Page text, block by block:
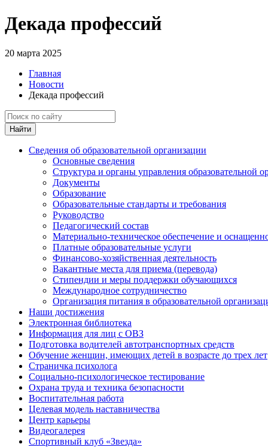
Декада профессий
20 марта 2025
Главная
Новости
Декада профессий
Найти
Сведения об образовательной организации
Основные сведения
Структура и органы управления образовательной
Документы
Образование
Образовательные стандарты и требования
Руководство
Педагогический состав
Материально-техническое обеспечение и
Платные образовательные услуги
Финансово-хозяйственная деятельность
Вакантные места для приема (перевода)
Стипендии и меры поддержки обучающихся
Международное сотрудничество
Организация питания в образовательной
Наши достижения
Электронная библиотека
Информация для лиц с ОВЗ
Подготовка водителей автотранспортных средств
Обучение женщин, имеющих детей в возрасте до трех лет
Страничка психолога
Социально-психологическое тестирование
Охрана труда и техника безопасности
Воспитательная работа
Целевая модель наставничества
Центр карьеры
Видеогалерея
Спортивный клуб «Звезда»